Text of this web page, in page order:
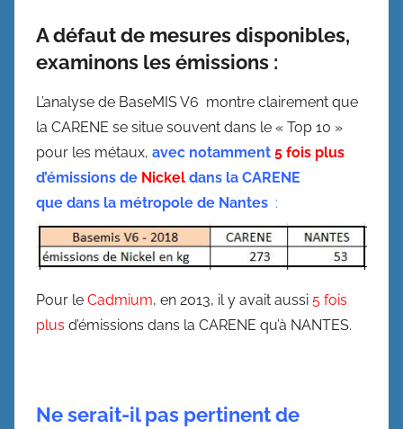
A défaut de mesures disponibles,
examinons les émissions :
L’analyse de BaseMIS V6 montre clairement que
la CARENE se situe souvent dans le « Top 10 »
pour les métaux, avec notamment 5 fois plus
d’émissions de Nickel dans la CARENE
que dans la métropole de Nantes :
Pour le Cadmium, en 2013, il y avait aussi 5 fois
plus d’émissions dans la CARENE qu’à NANTES.
Ne serait-il pas pertinent de